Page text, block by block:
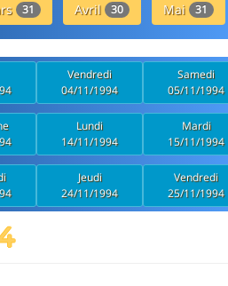
31 Avril 30 Mai 31
Vendredi
04/11/1994
Samedi
05/11/1994
Lundi
14/11/1994
Mardi
15/11/1994
Jeudi
24/11/1994
Vendredi
25/11/1994